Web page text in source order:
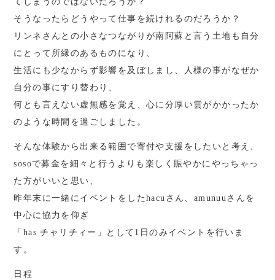
そうなったらどうやって仕事を続けれるのだろうか？
リンネさんとの小さなつながりが南阿蘇と言う土地も自分
にとって所縁のあるものになり、
生活にも少なからず影響を及ぼしまし、人様の事がなぜか
自分の事にすり替わり、
何とも言えない虚無感を覚え、心に分厚い雲がかかったか
のような時間を過ごしました。
そんな体験から出来る範囲で寄付や支援をしたいと考え、
sosoで募金を細々と行うよりも楽しく賑やかにやっちゃっ
た方がいいと思い、
昨年末に一緒にイベントをしたhacuさん、amunuuさんを
中心に協力を仰ぎ
「has チャリチィー」として1日のみイベントを行いま
す。
日程